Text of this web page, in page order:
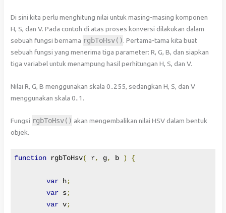
Di sini kita perlu menghitung nilai untuk masing-masing komponen
H, S, dan V. Pada contoh di atas proses konversi dilakukan dalam
sebuah fungsi bernama rgbToHsv(). Pertama-tama kita buat
sebuah fungsi yang menerima tiga parameter: R, G, B, dan siapkan
tiga variabel untuk menampung hasil perhitungan H, S, dan V.
Nilai R, G, B menggunakan skala 0..255, sedangkan H, S, dan V
menggunakan skala 0..1.
Fungsi rgbToHsv() akan mengembalikan nilai HSV dalam bentuk
objek.
function rgbToHsv( r, g, b ) {
var h;
var s;
var v;